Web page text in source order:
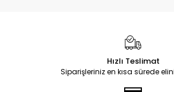
Hızlı Teslimat
Siparişleriniz en kısa sürede